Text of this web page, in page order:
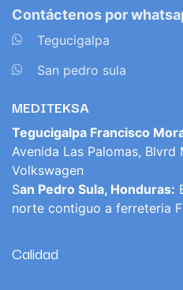
Contáctenos por
Tegucigalpa
San pedro sula
MEDITEKSA
Tegucigalpa Francisco
Avenida Las Palomas,
Volkswagen
San Pedro Sula, Honduras:
norte contiguo a ferreteria
Calidad